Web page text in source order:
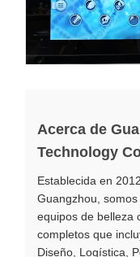
Acerca de
Technology
Establecida en
Guangzhou,
equipos de belleza
completos que
Diseño, Logística,